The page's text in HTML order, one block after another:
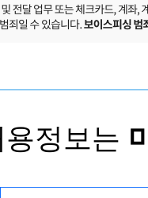
정보는